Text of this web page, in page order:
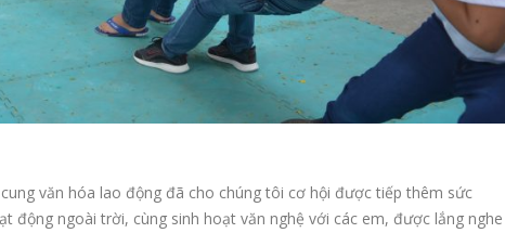
văn hóa lao động đã cho chúng tôi cơ hội được tiếp thêm sức
động ngoài trời, cùng sinh hoạt văn nghệ với các em, được lắng nghe